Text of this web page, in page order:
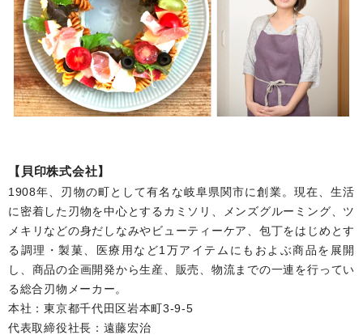
【貝印株式会社】
1908年、刃物の町として有名な岐阜県関市に創業。現在、生活
に密着した刃物を中心とするカミソリ、メンズグルーミング、ツ
メキリなどの身だしなみやビューティーケア、包丁をはじめとす
る調理・製菓、医療用など1万アイテムにもおよぶ商品を展開
し、商品の企画開発から生産、販売、物流までの一連を行ってい
る総合刃物メーカー。
本社：東京都千代田区岩本町3-9-5
代表取締役社長：遠藤宏治